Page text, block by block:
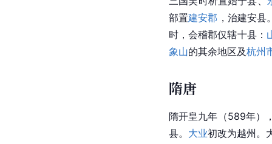
部置建安郡 ，治建安县
时，会稽郡仅辖十县：
象山的其余地区及杭州
隋唐
隋开皇九年（589年）
县。 大业初改为越州。